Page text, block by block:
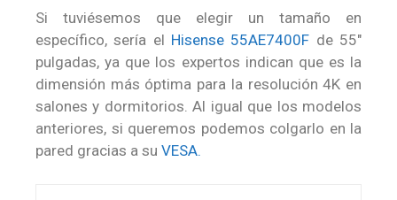
Si tuviésemos que elegir un tamaño en
específico, sería el Hisense 55AE7400F de 55″
pulgadas, ya que los expertos indican que es la
dimensión más óptima para la resolución 4K en
salones y dormitorios. Al igual que los modelos
anteriores, si queremos podemos colgarlo en la
pared gracias a su VESA.